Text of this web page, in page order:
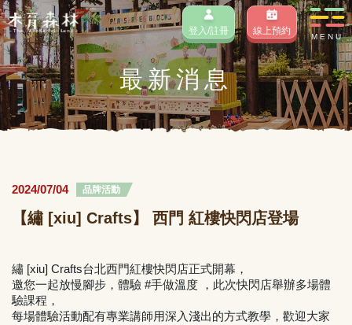
登入/註冊 線上預約
MENU
最新消息
2024/07/04 品牌活動
【繡 [xiu] Crafts】 西門 紅樓快閃店登場
繡 [xiu] Crafts台北西門紅樓快閃店正式開幕，
邀您一起放慢腳步，體驗 #手做溫度
，此次快閃店舉辦多場體
驗課程 ，
每場體驗活動配有專業講師用深入淺出的方式教學， 歡迎大家